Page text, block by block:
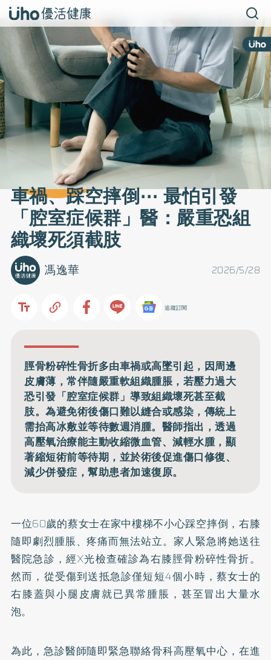
車禍、踩空摔倒⋯ 最怕引發
「腔室症候群」醫：嚴重恐組
織壞死須截肢
2026/5/28
馮逸華
追蹤訂閱
脛骨粉碎性骨折多由車禍或高墜引起，因周邊
皮膚薄，常伴隨嚴重軟組織腫脹，若壓力過大
恐引發「腔室症候群」導致組織壞死甚至截
肢。為避免術後傷口難以縫合或感染，傳統上
需抬高冰敷並等待數週消腫。醫師指出，透過
高壓氧治療能主動收縮微血管、減輕水腫，顯
著縮短術前等待期，並於術後促進傷口修復、
減少併發症，幫助患者加速復原。
一位60歲的蔡女士在家中樓梯不小心踩空摔倒，右膝
隨即劇烈腫脹、疼痛而無法站立。家人緊急將她送往
醫院急診，經X光檢查確診為右膝脛骨粉碎性骨折。
然而，從受傷到送抵急診僅短短4個小時，蔡女士的
右膝蓋與小腿皮膚就已異常腫脹，甚至冒出大量水
泡。
為此，急診醫師隨即緊急聯絡骨科高壓氧中心，在進